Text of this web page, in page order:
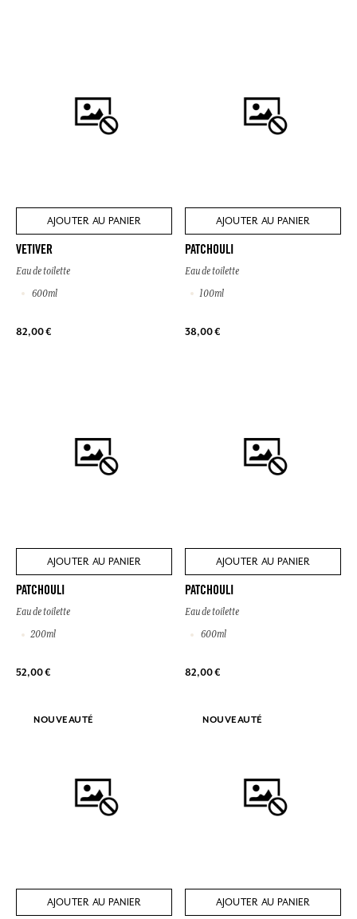
AJOUTER AU PANIER
VETIVER
Eau de toilette
600ml
82,00 €
AJOUTER AU PANIER
PATCHOULI
Eau de toilette
100ml
38,00 €
AJOUTER AU PANIER
PATCHOULI
Eau de toilette
200ml
52,00 €
AJOUTER AU PANIER
PATCHOULI
Eau de toilette
600ml
82,00 €
NOUVEAUTÉ
AJOUTER AU PANIER
NOUVEAUTÉ
AJOUTER AU PANIER